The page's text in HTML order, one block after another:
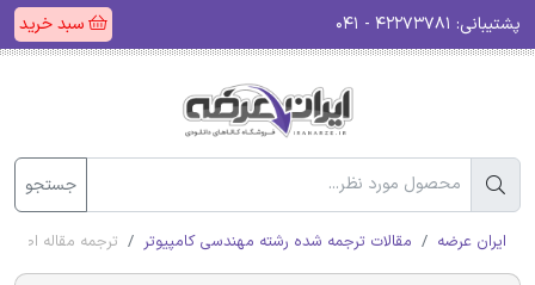
پشتیبانی: سبد خرید
جستجو
ایران عرضه مقالات ترجمه شده رشته مهندسی کامپیوتر ترجمه مقاله